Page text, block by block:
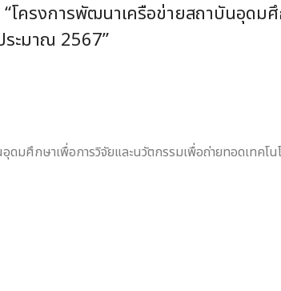
ครงการพัฒนาเครือข่ายสถาบันอุดมศึ
ระมาณ 2567”
มศึกษาเพื่อการวิจัยและนวัตกรรมเพื่อถ่ายทอดเทคโ